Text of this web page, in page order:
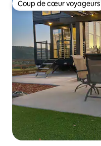
Coup de cœur voyageurs
Coup de cœur voyageurs